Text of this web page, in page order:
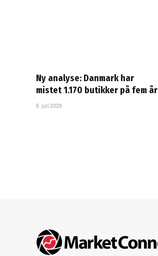
Ny analyse: Danmark har
mistet 1.170 butikker på fem år
6. juli 2026